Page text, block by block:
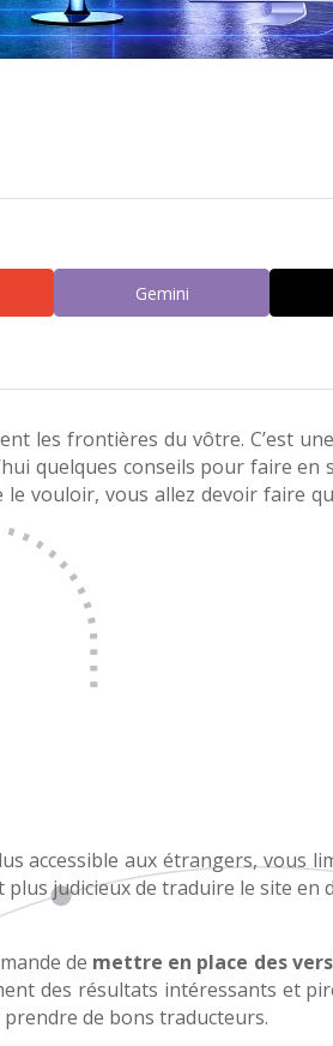
Gemini
les frontières du vôtre. C’est
quelques conseils pour faire
vouloir, vous allez devoir faire
accessible aux étrangers, vous
judicieux de traduire le site
de mettre en place des
des résultats intéressants et
de bons traducteurs.